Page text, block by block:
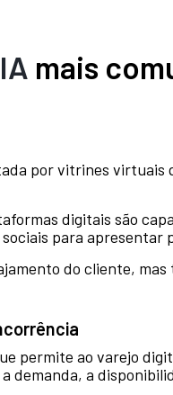
IA mais
por vitrines virtuais
digitais são
para
do cliente,
permite ao varejo
demanda, a